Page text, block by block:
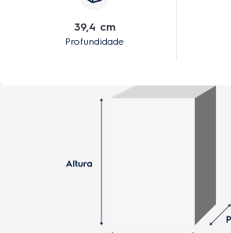
39,4 cm
Profundidade